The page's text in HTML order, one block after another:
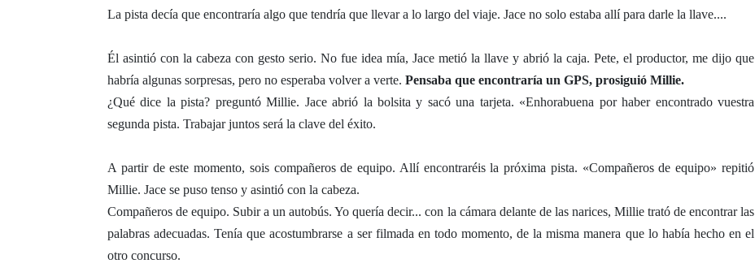
La pista decía que encontraría algo que tendría que llevar a lo largo del viaje. Jace no solo estaba allí para darle la llave....
Él asintió con la cabeza con gesto serio. No fue idea mía, Jace metió la llave y abrió la caja. Pete, el productor, me dijo que
habría algunas sorpresas, pero no esperaba volver a verte. Pensaba que encontraría un GPS, prosiguió Millie.
¿Qué dice la pista? preguntó Millie. Jace abrió la bolsita y sacó una tarjeta. «Enhorabuena por haber encontrado vuestra
segunda pista. Trabajar juntos será la clave del éxito.
A partir de este momento, sois compañeros de equipo. Allí encontraréis la próxima pista. «Compañeros de equipo» repitió
Millie. Jace se puso tenso y asintió con la cabeza.
Compañeros de equipo. Subir a un autobús. Yo quería decir... con la cámara delante de las narices, Millie trató de encontrar las
palabras adecuadas. Tenía que acostumbrarse a ser filmada en todo momento, de la misma manera que lo había hecho en el
otro concurso.